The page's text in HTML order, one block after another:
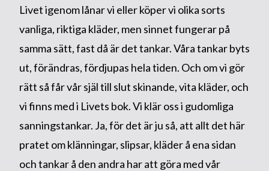
Livet igenom lånar vi eller köper vi olika sorts
vanliga, riktiga kläder, men sinnet fungerar på
samma sätt, fast då är det tankar. Våra tankar byts
ut, förändras, fördjupas hela tiden. Och om vi gör
rätt så får vår själ till slut skinande, vita kläder, och
vi finns med i Livets bok. Vi klär oss i gudomliga
sanningstankar. Ja, för det är ju så, att allt det här
pratet om klänningar, slipsar, kläder å ena sidan
och tankar å den andra har att göra med vår